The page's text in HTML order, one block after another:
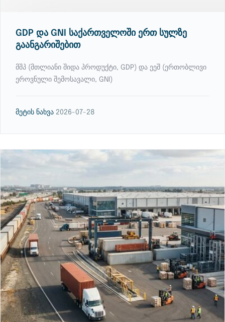
GDP და GNI საქართველოში ერთ სულზე
გაანგარიშებით
მშპ (მთლიანი შიდა პროდუქტი, GDP) და ეეშ (ერთობლივი
ეროვნული შემოსავალი, GNI)
მეტის ნახვა 2026-07-28